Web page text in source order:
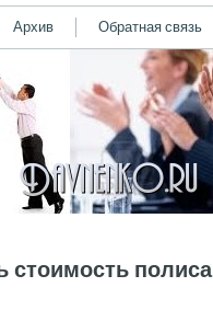
Архив Обратная связь
стоимость полиса